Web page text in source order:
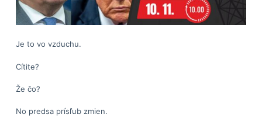
Je to vo vzduchu.
Cítite?
Že čo?
No predsa prísľub zmien.